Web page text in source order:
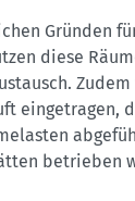
Gründen
diese
eingetragen,
betrieben